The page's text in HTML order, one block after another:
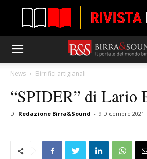
News Birrifici artigianali
“SPIDER” di Lario
Di Redazione Birra&Sound - 9 Dicembre 2021